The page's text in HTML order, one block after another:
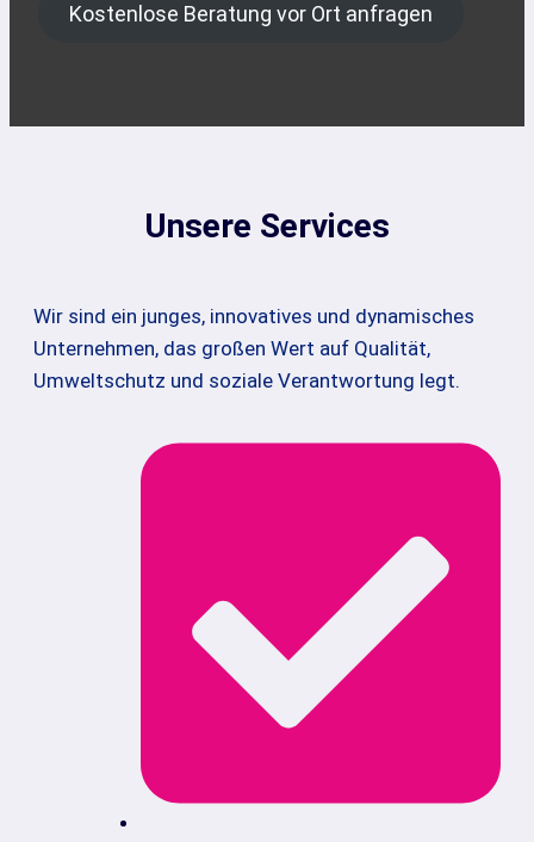
Kostenlose Beratung vor Ort anfragen
Unsere Services
Wir sind ein junges, innovatives und dynamisches
Unternehmen, das großen Wert auf Qualität,
Umweltschutz und soziale Verantwortung legt.